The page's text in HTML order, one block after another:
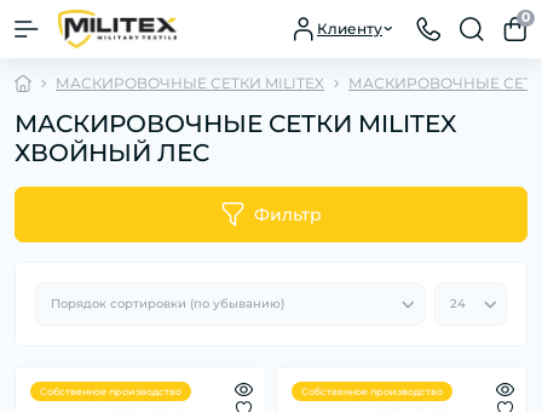
Клиенту
0
МАСКИРОВОЧНЫЕ СЕТКИ MILITEX МАСКИРОВОЧНЫЕ
МАСКИРОВОЧНЫЕ СЕТКИ MILITEX
ХВОЙНЫЙ ЛЕС
Фильтр
Собственное производство Собственное производство